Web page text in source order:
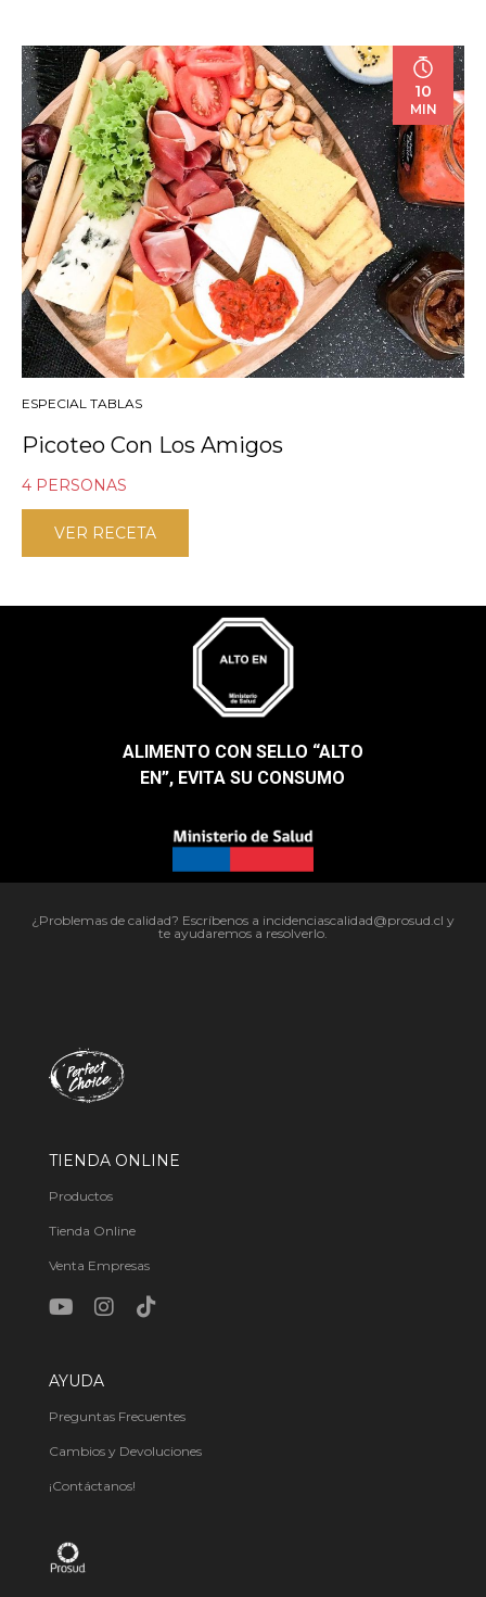
10
MIN
ESPECIAL TABLAS
Picoteo Con Los Amigos
4 PERSONAS
VER RECETA
ALIMENTO CON SELLO “ALTO
EN”, EVITA SU CONSUMO​
¿Problemas de calidad? Escríbenos a incidenciascalidad@prosud.cl y
te ayudaremos a resolverlo.
TIENDA ONLINE
Productos
Tienda Online
Venta Empresas
AYUDA
Preguntas Frecuentes
Cambios y Devoluciones
¡Contáctanos!